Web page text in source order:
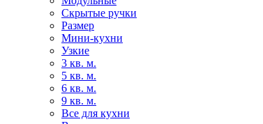
Скрытые ручки
Размер
Мини-кухни
Узкие
3 кв. м.
5 кв. м.
6 кв. м.
9 кв. м.
Все для кухни